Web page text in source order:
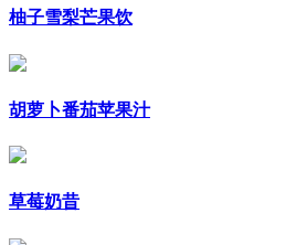
柚子雪梨芒果饮
胡萝卜番茄苹果汁
草莓奶昔